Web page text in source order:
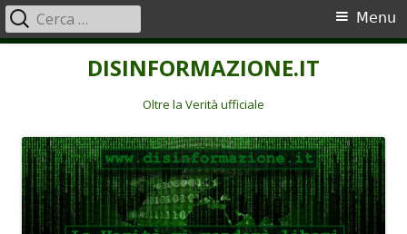
DISINFORMAZIONE.IT
Oltre la Verità ufficiale
Menu
principale
Menu
Ricerca
per: